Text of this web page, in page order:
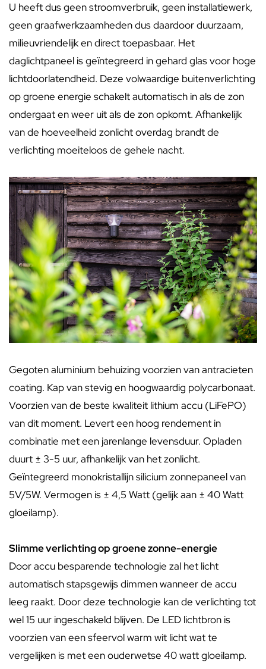
U heeft dus geen stroomverbruik, geen installatiewerk,
geen graafwerkzaamheden dus daardoor duurzaam,
milieuvriendelijk en direct toepasbaar. Het
daglichtpaneel is geïntegreerd in gehard glas voor hoge
lichtdoorlatendheid. Deze volwaardige buitenverlichting
op groene energie schakelt automatisch in als de zon
ondergaat en weer uit als de zon opkomt. Afhankelijk
van de hoeveelheid zonlicht overdag brandt de
verlichting moeiteloos de gehele nacht.
Gegoten aluminium behuizing voorzien van antracieten
coating. Kap van stevig en hoogwaardig polycarbonaat.
Voorzien van de beste kwaliteit lithium accu (LiFePO)
van dit moment. Levert een hoog rendement in
combinatie met een jarenlange levensduur. Opladen
duurt ± 3-5 uur, afhankelijk van het zonlicht.
Geïntegreerd monokristallijn silicium zonnepaneel van
5V/5W. Vermogen is ± 4,5 Watt (gelijk aan ± 40 Watt
gloeilamp).
Slimme verlichting op groene zonne-energie
Door accu besparende technologie zal het licht
automatisch stapsgewijs dimmen wanneer de accu
leeg raakt. Door deze technologie kan de verlichting tot
wel 15 uur ingeschakeld blijven. De LED lichtbron is
voorzien van een sfeervol warm wit licht wat te
vergelijken is met een ouderwetse 40 watt gloeilamp.